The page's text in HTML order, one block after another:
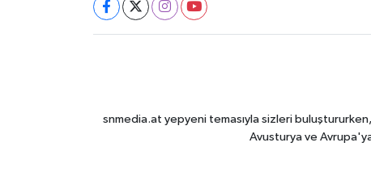
snmedia.at yepyeni temasıyla sizleri
Avusturya ve